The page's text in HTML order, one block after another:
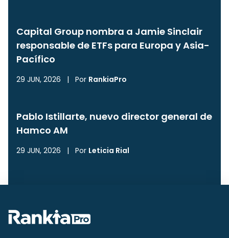
Capital Group nombra a Jamie Sinclair
responsable de ETFs para Europa y Asia-
Pacífico
29 JUN, 2026 | Por RankiaPro
Pablo Istillarte, nuevo director general de
Hamco AM
29 JUN, 2026 | Por Leticia Rial